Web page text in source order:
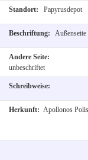
Standort: Papyrusdepot
Beschriftung: Außenseite
Andere Seite:
unbeschriftet
Schreibweise:
Herkunft: Apollonos Polis